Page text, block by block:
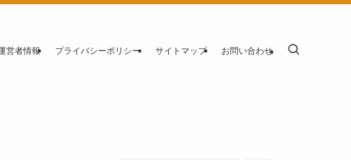
営者情報 プライバシーポリシー サイトマップ お問い合わせ